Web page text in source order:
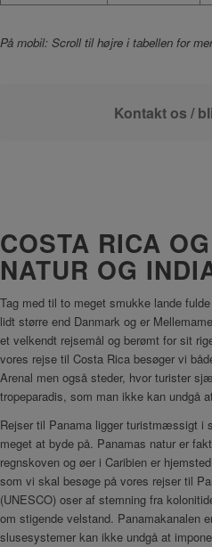
På mobil: Scroll til højre i tabellen for
Kontakt os /
COSTA RICA
NATUR OG
Tag med til to meget smukke lande
lidt større end Danmark og er
et velkendt rejsemål og berømt for sit
vores rejse til Costa Rica besøger vi
Arenal men også steder, hvor turister
tropeparadis, som man ikke kan undgå
Rejser til Panama ligger turistmæssigt i
meget at byde på. Panamas natur er
regnskoven og øer i Caribien er
som vi skal besøge på vores rejser til
(UNESCO) oser af stemning fra
om stigende velstand. Panamakanalen
slusesystemer kan ikke undgå at